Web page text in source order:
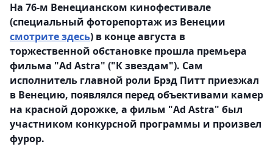
На 76-м Венецианском кинофестивале
(специальный фоторепортаж из Венеции
смотрите здесь) в конце августа в
торжественной обстановке прошла премьера
фильма "Ad Astra" ("К звездам"). Сам
исполнитель главной роли Брэд Питт приезжал
в Венецию, появлялся перед объективами камер
на красной дорожке, а фильм "Ad Astra" был
участником конкурсной программы и произвел
фурор.